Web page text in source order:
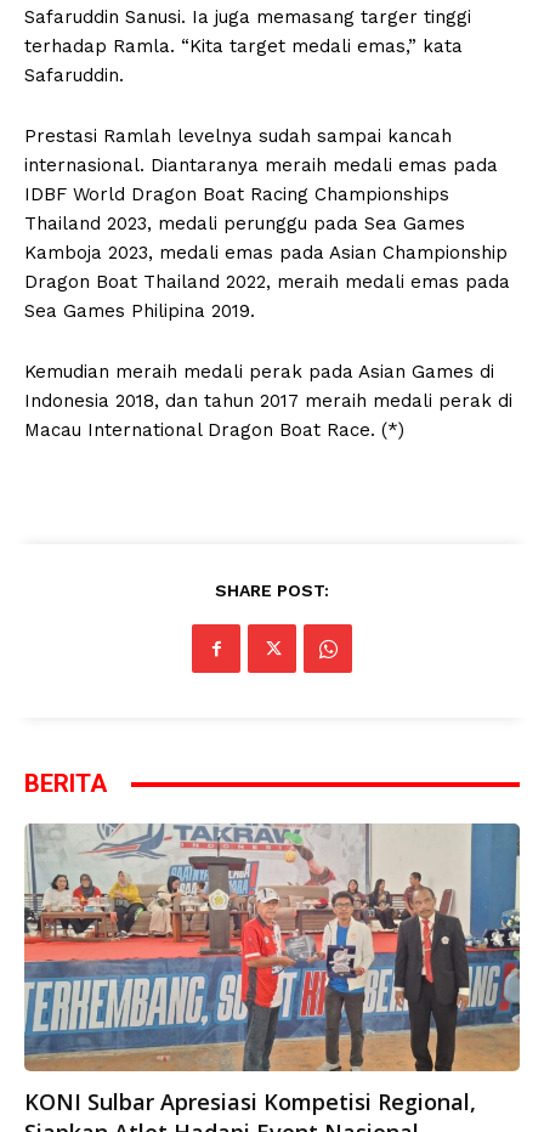
Safaruddin Sanusi. Ia juga memasang targer tinggi
terhadap Ramla. “Kita target medali emas,” kata
Safaruddin.
Prestasi Ramlah levelnya sudah sampai kancah
internasional. Diantaranya meraih medali emas pada
IDBF World Dragon Boat Racing Championships
Thailand 2023, medali perunggu pada Sea Games
Kamboja 2023, medali emas pada Asian Championship
Dragon Boat Thailand 2022, meraih medali emas pada
Sea Games Philipina 2019.
Kemudian meraih medali perak pada Asian Games di
Indonesia 2018, dan tahun 2017 meraih medali perak di
Macau International Dragon Boat Race. (*)
SHARE POST:
BERITA
KONI Sulbar Apresiasi Kompetisi Regional,